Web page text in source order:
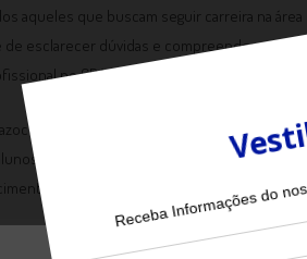
aqueles que buscam seguir carreira na
esclarecer dúvidas e compreender melhor
no CRA-ES.
por sua visita e pelo compartilhamento
em sua jornada educacional e
contínuo.